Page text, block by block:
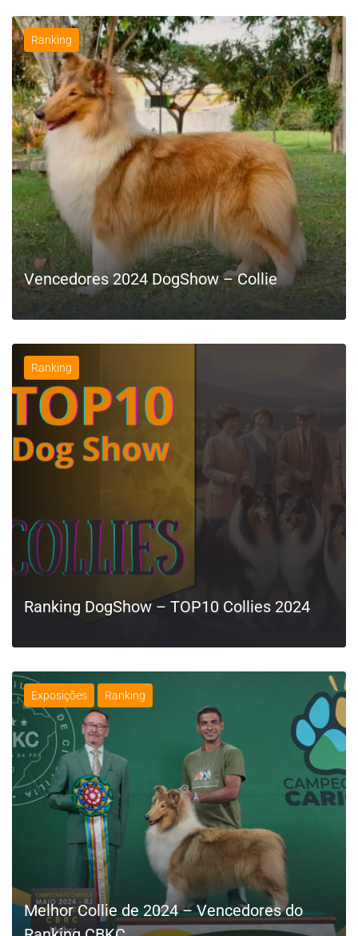
LEIA MAIS
Ranking
Vencedores 2024 DogShow – Collie
LEIA MAIS
Ranking
Ranking DogShow – TOP10 Collies 2024
LEIA MAIS
Exposições Ranking
Melhor Collie de 2024 – Vencedores do